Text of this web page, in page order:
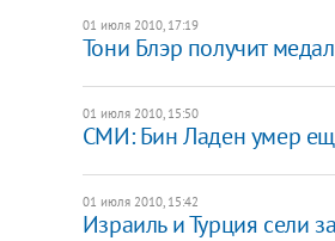
01 июля 2010, 17:19
Тони Блэр получит
01 июля 2010, 15:50
СМИ: Бин Ладен умер
01 июля 2010, 15:42
Израиль и Турция сели